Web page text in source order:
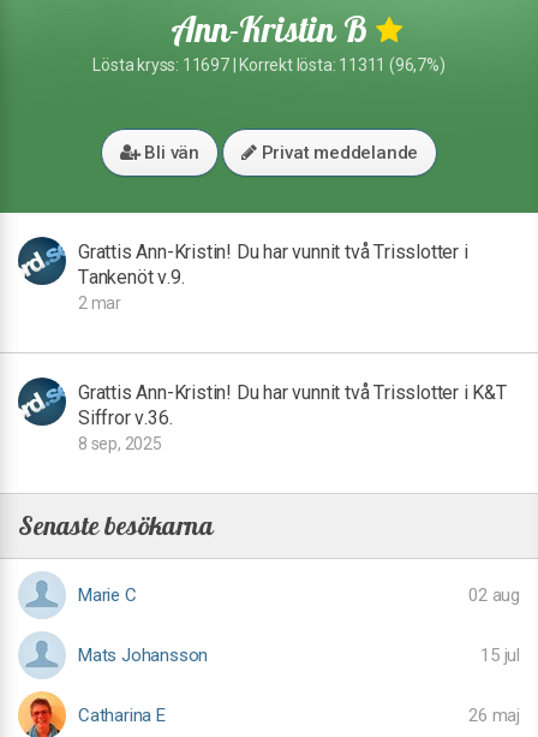
Ann-Kristin B
Lösta kryss: 11697 | Korrekt lösta: 11311 (96,7%)
Bli vän Privat meddelande
Grattis Ann-Kristin! Du har vunnit två Trisslotter i
Tankenöt v.9.
2 mar
Grattis Ann-Kristin! Du har vunnit två Trisslotter i K&T
Siffror v.36.
8 sep, 2025
Senaste besökarna
Marie C 02 aug
Mats Johansson 15 jul
Catharina E 26 maj